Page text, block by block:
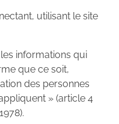
utilisant le site
informations qui
que ce soit,
des personnes
» (article 4